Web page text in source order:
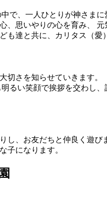
で、一人ひとりが神さま
、思いやりの心を育み、
達と共に、カリタス（愛
切さを知らせていきます
るい笑顔で挨拶を交わし
、お友だちと仲良く遊
子になります。